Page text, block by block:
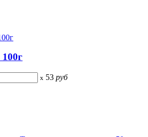
x 53 руб